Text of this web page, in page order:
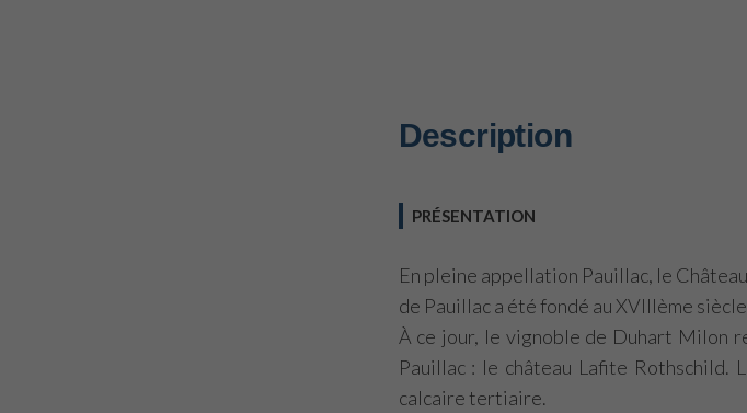
Description
PRÉSENTATION
En pleine appellation Pauillac, le
de Pauillac a été fondé au XVIIIème
À ce jour, le vignoble de Duhart Milon
Pauillac : le château Lafite Rothschild.
calcaire tertiaire.